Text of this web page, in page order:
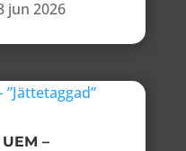
jun 2026
–